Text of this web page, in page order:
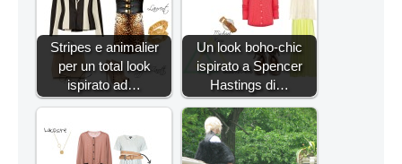
Stripes e animalier
per un total look
ispirato ad…
Un look boho-chic
ispirato a Spencer
Hastings di…